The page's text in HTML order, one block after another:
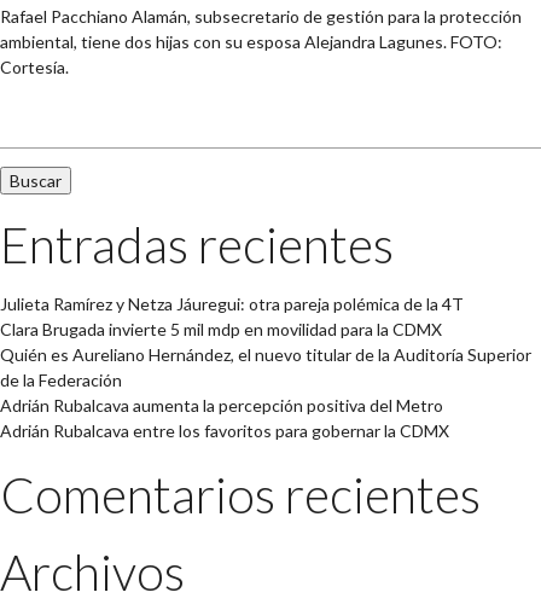
Rafael Pacchiano Alamán, subsecretario de gestión para la protección
ambiental, tiene dos hijas con su esposa Alejandra Lagunes. FOTO:
Cortesía.
Entradas recientes
Julieta Ramírez y Netza Jáuregui: otra pareja polémica de la 4T
Clara Brugada invierte 5 mil mdp en movilidad para la CDMX
Quién es Aureliano Hernández, el nuevo titular de la Auditoría Superior
de la Federación
Adrián Rubalcava aumenta la percepción positiva del Metro
Adrián Rubalcava entre los favoritos para gobernar la CDMX
Comentarios recientes
Archivos